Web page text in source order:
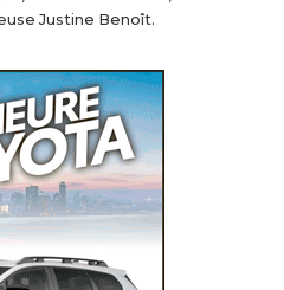
Justine Benoît.